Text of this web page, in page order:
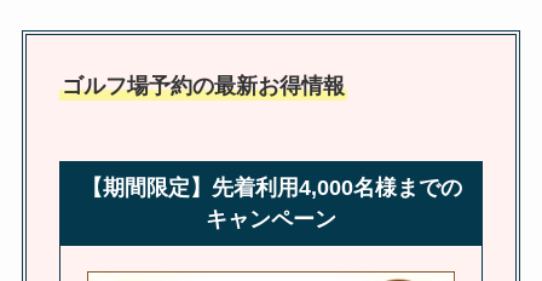
ゴルフ場予約の最新お得情報
【期間限定】先着利用4,000名様までの
キャンペーン